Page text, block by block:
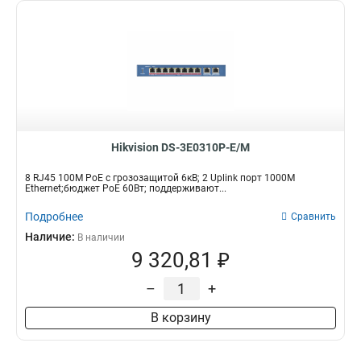
Hikvision DS-3E0310P-E/M
8 RJ45 100M PoE с грозозащитой 6кВ; 2 Uplink порт 1000М
Ethernet;бюджет PoE 60Вт; поддерживают...
Подробнее Сравнить
Наличие: В наличии
9 320,81 ₽
– +
В корзину